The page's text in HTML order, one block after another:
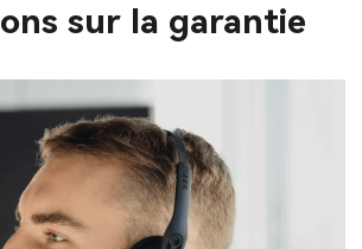
sur la garantie